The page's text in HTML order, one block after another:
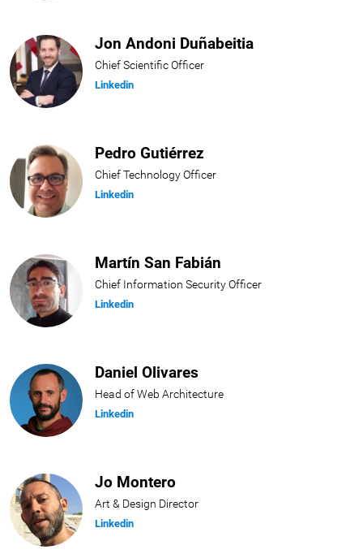
Jon Andoni Duñabeitia
Chief Scientific Officer
Linkedin
Pedro Gutiérrez
Chief Technology Officer
Linkedin
Martín San Fabián
Chief Information Security Officer
Linkedin
Daniel Olivares
Head of Web Architecture
Linkedin
Jo Montero
Art & Design Director
Linkedin